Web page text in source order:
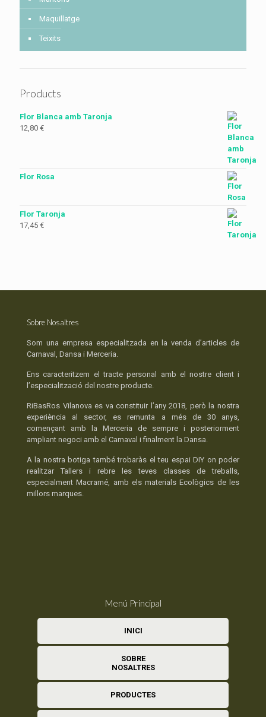
Maquillatge
Teixits
Products
Flor Blanca amb Taronja
12,80 €
Flor Rosa
Flor Taronja
17,45 €
Sobre Nosaltres
Som una empresa especialitzada en la venda d’articles de
Carnaval, Dansa i Merceria.
Ens caracteritzem el tracte personal amb el nostre client i
l’especialització del nostre producte.
RiBasRos Vilanova es va constituir l’any 2018, però la nostra
experiència al sector, es remunta a més de 30 anys,
començant amb la Merceria de sempre i posteriorment
ampliant negoci amb el Carnaval i finalment la Dansa.
A la nostra botiga també trobaràs el teu espai DIY on poder
realitzar Tallers i rebre les teves classes de treballs,
especialment Macramé, amb els materials Ecològics de les
millors marques.
Menú Principal
INICI
SOBRE
NOSALTRES
PRODUCTES